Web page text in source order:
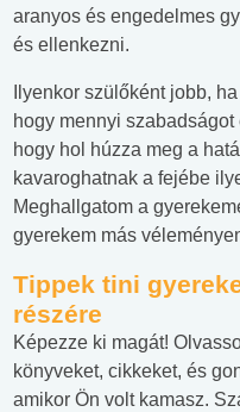
aranyos és engedelmes
és ellenkezni.
Ilyenkor szülőként jobb,
hogy mennyi
hogy hol húzza meg a
kavaroghatnak a fejébe
Meghallgatom a
gyerekem más
Tippek tini
részére
Képezze ki magát!
könyveket, cikkeket, és
amikor Ön volt kamasz.